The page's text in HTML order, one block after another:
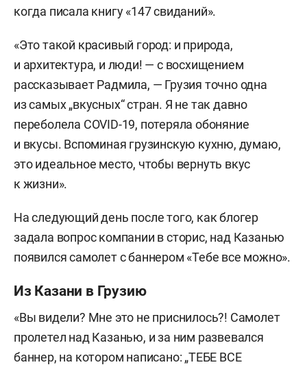
когда писала книгу «147 свиданий».
«Это такой красивый город: и природа,
и архитектура, и люди! — с восхищением
рассказывает Радмила, — Грузия точно одна
из самых „вкусных“ стран. Я не так давно
переболела COVID-19, потеряла обоняние
и вкусы. Вспоминая грузинскую кухню, думаю,
это идеальное место, чтобы вернуть вкус
к жизни».
На следующий день после того, как блогер
задала вопрос компании в сторис, над Казанью
появился самолет с баннером «Тебе все можно».
Из Казани в Грузию
«Вы видели? Мне это не приснилось?! Самолет
пролетел над Казанью, и за ним развевался
баннер, на котором написано: „ТЕБЕ ВСЕ